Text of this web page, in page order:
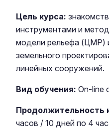
Цель курса:
инструментами и
модели рельефа (ЦМР)
земельного
линейных сооружений.
Вид обучения: On-line
Продолжительность
часов / 10 дней по 4